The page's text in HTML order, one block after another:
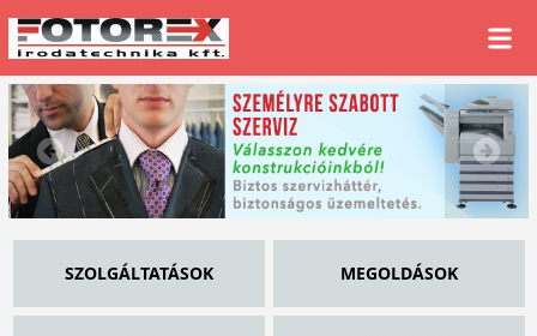
SZOLGÁLTATÁSOK MEGOLDÁSOK